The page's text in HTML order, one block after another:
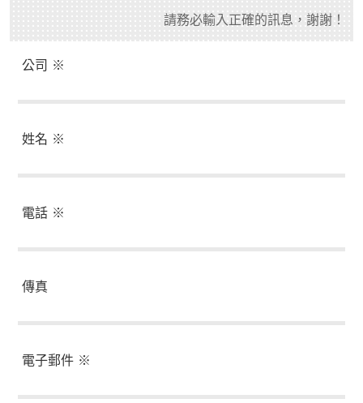
請務必輸入正確的訊息，謝謝！
公司
姓名
電話
傳真
電子郵件